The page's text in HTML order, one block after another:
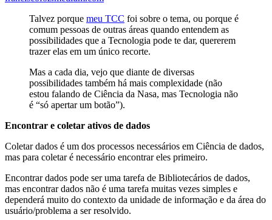
Talvez porque meu TCC foi sobre o tema, ou porque é
comum pessoas de outras áreas quando entendem as
possibilidades que a Tecnologia pode te dar, quererem
trazer elas em um único recorte.
Mas a cada dia, vejo que diante de diversas
possibilidades também há mais complexidade (não
estou falando de Ciência da Nasa, mas Tecnologia não
é “só apertar um botão”).
Encontrar e coletar ativos de dados
Coletar dados é um dos processos necessários em Ciência de dados,
mas para coletar é necessário encontrar eles primeiro.
Encontrar dados pode ser uma tarefa de Bibliotecários de dados,
mas encontrar dados não é uma tarefa muitas vezes simples e
dependerá muito do contexto da unidade de informação e da área do
usuário/problema a ser resolvido.